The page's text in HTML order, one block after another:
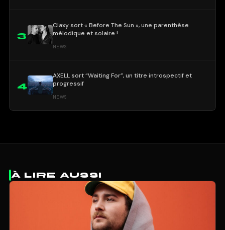
3
Claxy sort « Before The Sun », une parenthèse
mélodique et solaire !
NEWS
4
AXELL sort “Waiting For”, un titre introspectif et
progressif
NEWS
À LIRE AUSSI